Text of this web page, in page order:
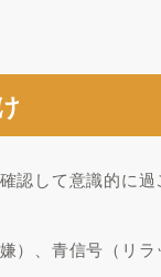
認して意識的に過
）、青信号（リ